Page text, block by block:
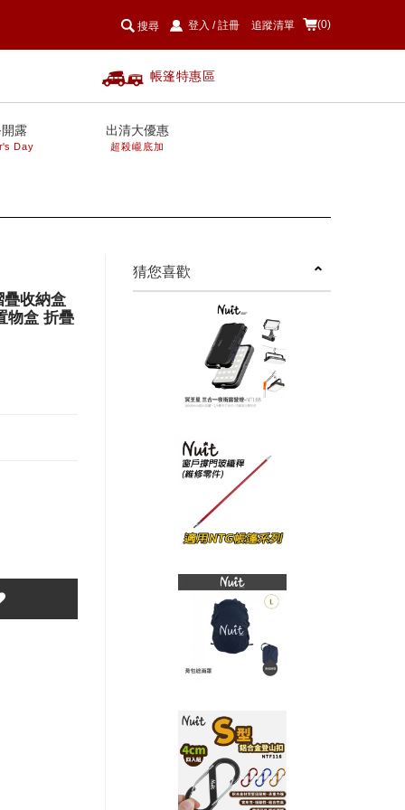
(0)
登入 / 註冊 追蹤清單
帳篷特惠區
搜尋
露
Day
出清大優惠
超殺巄底加
疊收納盒
物盒 折疊
猜您喜歡